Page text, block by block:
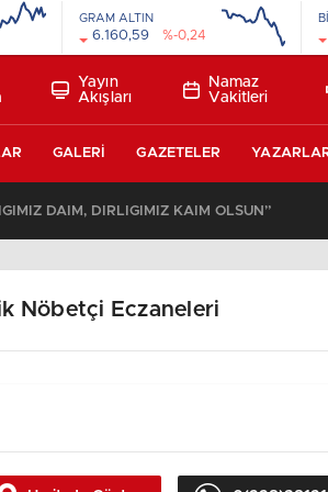
GRAM ALTIN
6.160,59 %-0,24
Yayın
Akışları
Namaz
Vakitleri
GALERI GAZETELER
DAİM, DİRLİĞİMİZ KAİM OLSUN”
Nöbetçi Eczaneleri